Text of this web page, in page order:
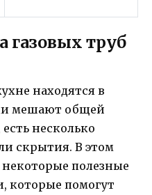
газовых труб
находятся в
мешают общей
несколько
скрытия. В этом
полезные
которые помогут